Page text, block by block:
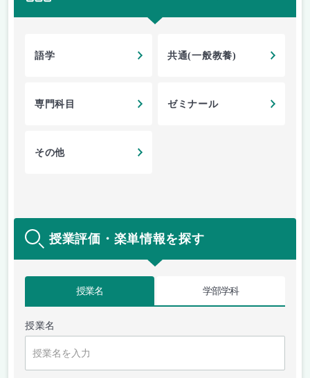
語学 共通(一般教養)
専門科目 ゼミナール
その他
授業評価・楽単情報を探す
授業名 学部学科
授業名